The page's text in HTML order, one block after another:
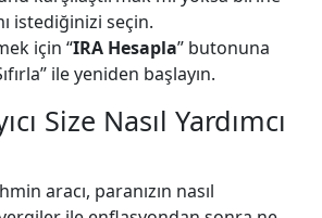
istediğinizi seçin.
için “IRA Hesapla” butonuna
ile yeniden başlayın.
Size Nasıl Yardımcı
aracı, paranızın nasıl